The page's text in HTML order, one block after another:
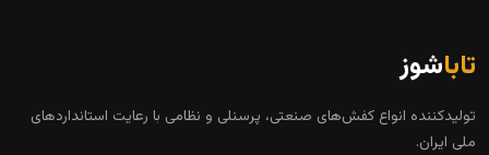
تاباشوز
تولیدکننده انواع کفش‌های صنعتی، پرسنلی و نظامی با رعایت استانداردهای
ملی ایران.